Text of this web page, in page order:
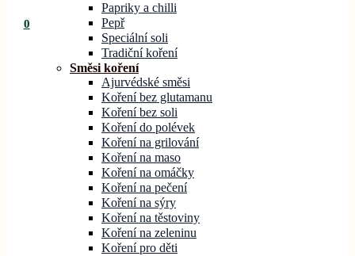
0
Papriky a chilli
Pepř
Speciální soli
Tradiční koření
Směsi koření
Ajurvédské směsi
Koření bez glutamanu
Koření bez soli
Koření do polévek
Koření na grilování
Koření na maso
Koření na omáčky
Koření na pečení
Koření na sýry
Koření na těstoviny
Koření na zeleninu
Koření pro děti